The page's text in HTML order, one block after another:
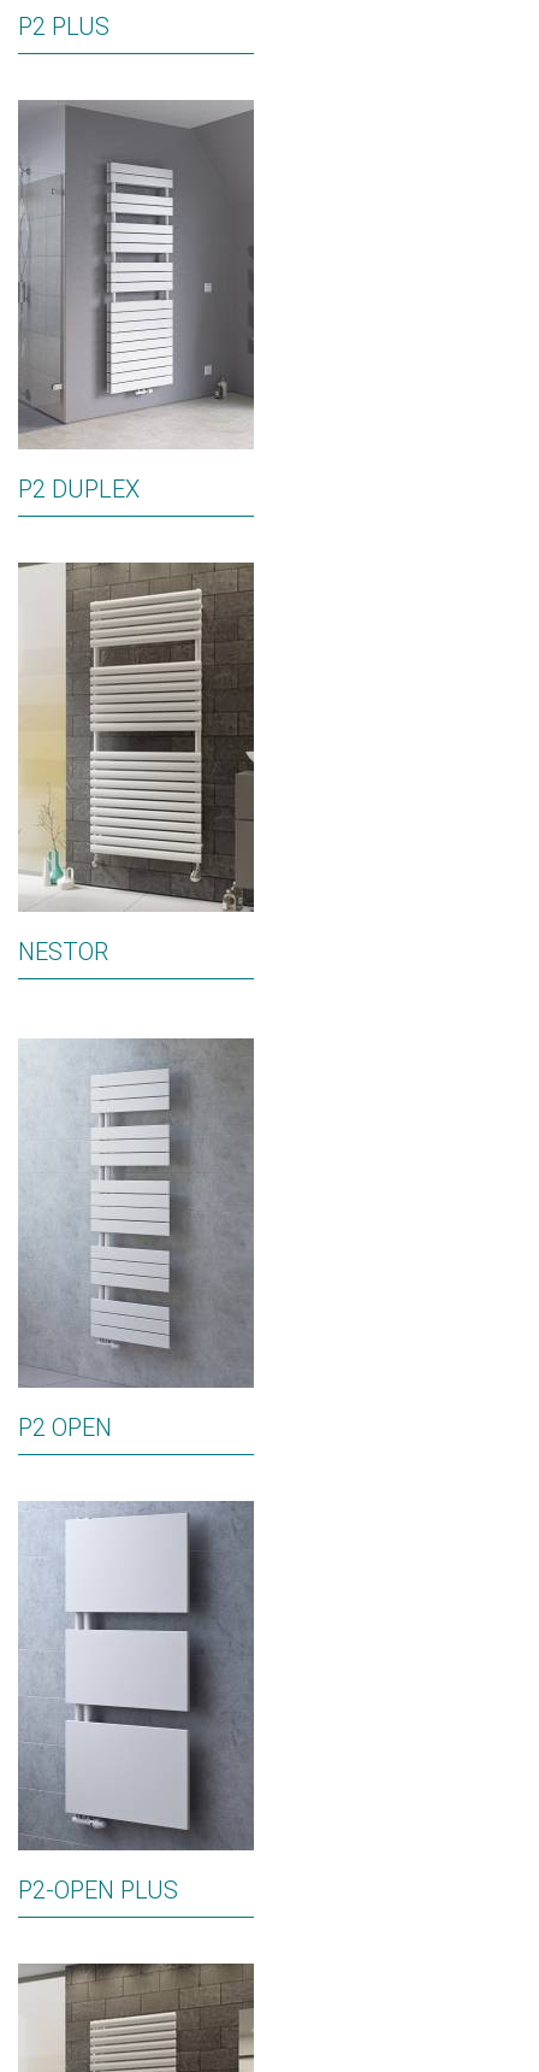
P2 PLUS
P2 DUPLEX
NESTOR
P2 OPEN
P2-OPEN PLUS